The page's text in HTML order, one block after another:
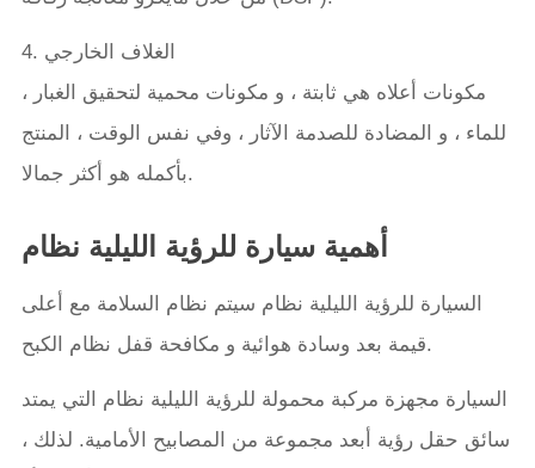
4. الغلاف الخارجي
مكونات أعلاه هي ثابتة ، و مكونات محمية لتحقيق الغبار ،
للماء ، و المضادة للصدمة الآثار ، وفي نفس الوقت ، المنتج
بأكمله هو أكثر جمالا.
أهمية سيارة للرؤية الليلية نظام
السيارة للرؤية الليلية نظام سيتم نظام السلامة مع أعلى
قيمة بعد وسادة هوائية و مكافحة قفل نظام الكبح.
السيارة مجهزة مركبة محمولة للرؤية الليلية نظام التي يمتد
سائق حقل رؤية أبعد مجموعة من المصابيح الأمامية. لذلك ،